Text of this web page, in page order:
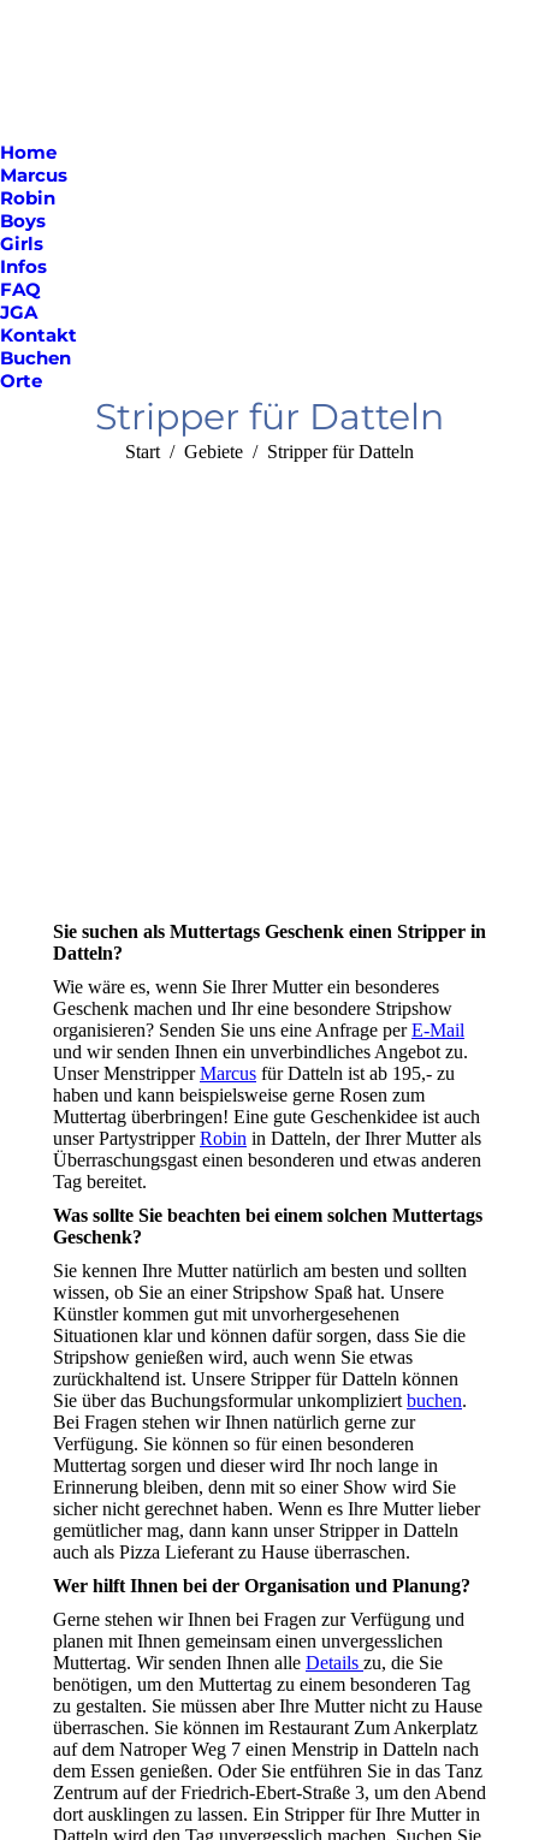
Home
Marcus
Robin
Boys
Girls
Infos
FAQ
JGA
Kontakt
Buchen
Orte
Stripper für Datteln
Sie befinden sich hier:
Start Gebiete Stripper für Datteln
Sie suchen als Muttertags Geschenk einen Stripper in
Datteln?
Wie wäre es, wenn Sie Ihrer Mutter ein besonderes
Geschenk machen und Ihr eine besondere Stripshow
organisieren? Senden Sie uns eine Anfrage perE-Mail
und wir senden Ihnen ein unverbindliches Angebot zu.
Unser MenstripperMarcus für Datteln ist ab 195,- zu
haben und kann beispielsweise gerne Rosen zum
Muttertag überbringen! Eine gute Geschenkidee ist auch
unser PartystripperRobin in Datteln, der Ihrer Mutter als
Überraschungsgast einen besonderen und etwas anderen
Tag bereitet.
Was sollte Sie beachten bei einem solchen Muttertags
Geschenk?
Sie kennen Ihre Mutter natürlich am besten und sollten
wissen, ob Sie an einer Stripshow Spaß hat. Unsere
Künstler kommen gut mit unvorhergesehenen
Situationen klar und können dafür sorgen, dass Sie die
Stripshow genießen wird, auch wenn Sie etwas
zurückhaltend ist. Unsere Stripper für Datteln können
Sie über das Buchungsformular unkompliziert buchen.
Bei Fragen stehen wir Ihnen natürlich gerne zur
Verfügung. Sie können so für einen besonderen
Muttertag sorgen und dieser wird Ihr noch lange in
Erinnerung bleiben, denn mit so einer Show wird Sie
sicher nicht gerechnet haben. Wenn es Ihre Mutter lieber
gemütlicher mag, dann kann unser Stripper in Datteln
auch als Pizza Lieferant zu Hause überraschen.
Wer hilft Ihnen bei der Organisation und Planung?
Gerne stehen wir Ihnen bei Fragen zur Verfügung und
planen mit Ihnen gemeinsam einen unvergesslichen
Muttertag. Wir senden Ihnen alle Details zu, die Sie
benötigen, um den Muttertag zu einem besonderen Tag
zu gestalten. Sie müssen aber Ihre Mutter nicht zu Hause
überraschen. Sie können im Restaurant Zum Ankerplatz
auf dem Natroper Weg 7 einen Menstrip in Datteln nach
dem Essen genießen. Oder Sie entführen Sie in das Tanz
Zentrum auf derFriedrich-Ebert-Straße 3, um den Abend
dort ausklingen zu lassen. Ein Stripper für Ihre Mutter in
Datteln wird den Tag unvergesslich machen. Suchen Sie